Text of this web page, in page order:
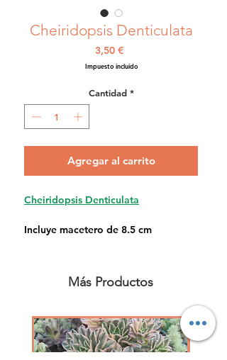
Cheiridopsis Denticulata
3,50 €Precio
Impuesto incluido
Cantidad *
Agregar al carrito
Cheiridopsis Denticulata
Incluye macetero de 8.5 cm
Más Productos